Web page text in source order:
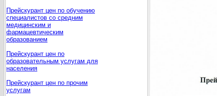
Прейскурант цен по обучению
специалистов со средним
медицинским и
фармацевтическим
образованием
Прейскурант цен по
образовательным услугам для
населения
Прейскурант цен по прочим
услугам